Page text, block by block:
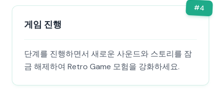
#4
게임 진행
단계를 진행하면서 새로운 사운드와 스토리를 잠
금 해제하여 Retro Game 모험을 강화하세요.